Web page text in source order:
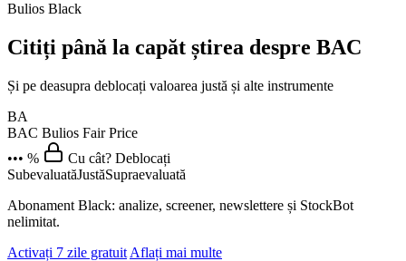
Bulios Black
Citiți până la capăt știrea despre BAC
Și pe deasupra deblocați valoarea justă și alte instrumente
BA
BAC Bulios Fair Price
••• %
Cu cât? Deblocați
SubevaluatăJustăSupraevaluată
Abonament Black: analize, screener, newslettere și StockBot
nelimitat.
Activați 7 zile gratuit Aflați mai multe